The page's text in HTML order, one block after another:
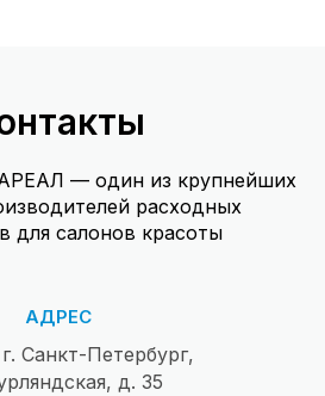
— один из крупнейших
расходных
для салонов красоты
АДРЕС
Санкт-Петербург,
д. 35